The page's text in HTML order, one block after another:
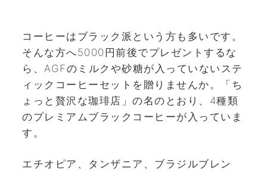
コーヒーはブラック派という方も多いです。
そんな方へ5000円前後でプレゼントするな
ら、AGFのミルクや砂糖が入っていないステ
ィックコーヒーセットを贈りませんか。「ち
ょっと贅沢な珈琲店」の名のとおり、4種類
のプレミアムブラックコーヒーが入っていま
す。
エチオピア、タンザニア、ブラジルブレン